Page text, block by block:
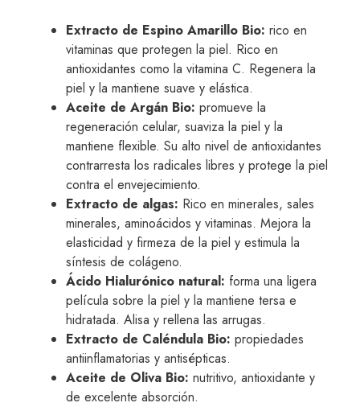
Extracto de Espino Amarillo Bio: rico en
vitaminas que protegen la piel. Rico en
antioxidantes como la vitamina C. Regenera la
piel y la mantiene suave y elástica.
Aceite de Argán Bio: promueve la
regeneración celular, suaviza la piel y la
mantiene flexible. Su alto nivel de antioxidantes
contrarresta los radicales libres y protege la piel
contra el envejecimiento.
Extracto de algas: Rico en minerales, sales
minerales, aminoácidos y vitaminas. Mejora la
elasticidad y firmeza de la piel y estimula la
síntesis de colágeno.
Ácido Hialurónico natural: forma una ligera
película sobre la piel y la mantiene tersa e
hidratada. Alisa y rellena las arrugas.
Extracto de Caléndula Bio: propiedades
antiinflamatorias y antisépticas.
Aceite de Oliva Bio: nutritivo, antioxidante y
de excelente absorción.